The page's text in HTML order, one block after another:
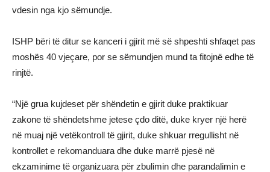
vdesin nga kjo sëmundje.
ISHP bëri të ditur se kanceri i gjirit më së shpeshti shfaqet pas
moshës 40 vjeçare, por se sëmundjen mund ta fitojnë edhe të
rinjtë.
“Një grua kujdeset për shëndetin e gjirit duke praktikuar
zakone të shëndetshme jetese çdo ditë, duke kryer një herë
në muaj një vetëkontroll të gjirit, duke shkuar rregullisht në
kontrollet e rekomanduara dhe duke marrë pjesë në
ekzaminime të organizuara për zbulimin dhe parandalimin e